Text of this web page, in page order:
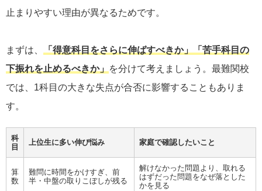
止まりやすい理由が異なるためです。
まずは、
「得意科目をさらに伸ばすべきか」「苦手科目の
下振れを止めるべきか」
を分けて考えましょう。最難関校
では、1科目の大きな失点が合否に影響することもありま
す。
科
目
上位生に多い伸び悩み 家庭で確認したいこと
算
数
難問に時間をかけすぎ、前
半・中盤の取りこぼしが残る
解けなかった問題より、取れる
はずだった問題をなぜ落とした
かを見る